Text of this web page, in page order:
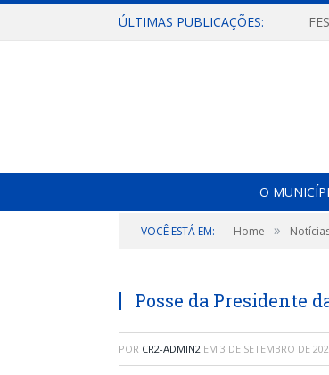
ÚLTIMAS PUBLICAÇÕES:
O
VOCÊ ESTÁ EM: Home »
Posse da Presidente
POR CR2-ADMIN2 EM 3 DE SETEMBRO DE